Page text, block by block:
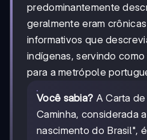
predominantemente
geralmente eram
informativos que
indígenas, servindo
para a metrópole
Você sabia? A Carta
Caminha, considerada
nascimento do Brasil",